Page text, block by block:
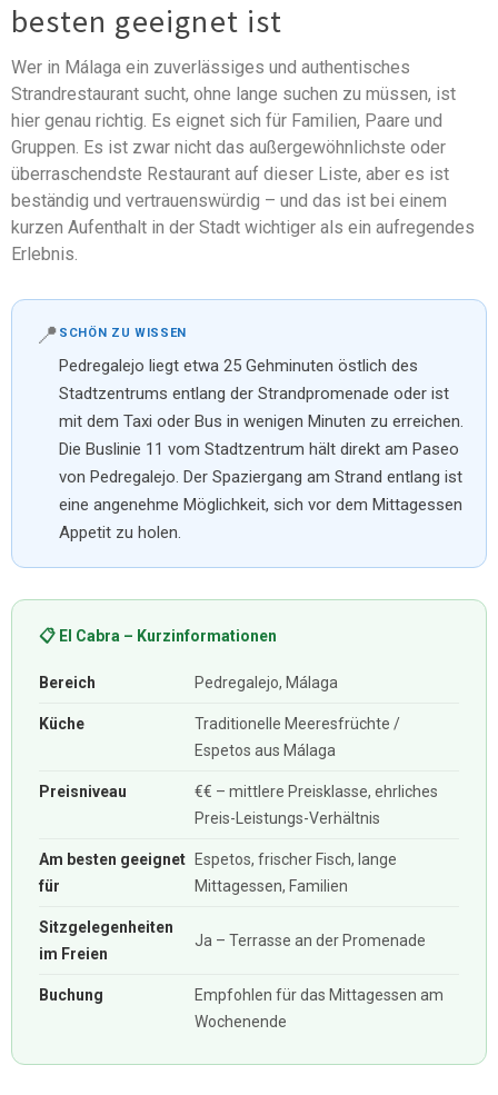
besten geeignet ist
Wer in Málaga ein zuverlässiges und authentisches
Strandrestaurant sucht, ohne lange suchen zu müssen, ist
hier genau richtig. Es eignet sich für Familien, Paare und
Gruppen. Es ist zwar nicht das außergewöhnlichste oder
überraschendste Restaurant auf dieser Liste, aber es ist
beständig und vertrauenswürdig – und das ist bei einem
kurzen Aufenthalt in der Stadt wichtiger als ein aufregendes
Erlebnis.
📍 SCHÖN ZU WISSEN
Pedregalejo liegt etwa 25 Gehminuten östlich des
Stadtzentrums entlang der Strandpromenade oder ist
mit dem Taxi oder Bus in wenigen Minuten zu erreichen.
Die Buslinie 11 vom Stadtzentrum hält direkt am Paseo
von Pedregalejo. Der Spaziergang am Strand entlang ist
eine angenehme Möglichkeit, sich vor dem Mittagessen
Appetit zu holen.
📋 El Cabra – Kurzinformationen
Bereich Pedregalejo, Málaga
Küche
Traditionelle Meeresfrüchte /
Espetos aus Málaga
Preisniveau
€€ – mittlere Preisklasse, ehrliches
Preis-Leistungs-Verhältnis
Am besten geeignet
für
Espetos, frischer Fisch, lange
Mittagessen, Familien
Sitzgelegenheiten
im Freien
Ja – Terrasse an der Promenade
Buchung
Empfohlen für das Mittagessen am
Wochenende